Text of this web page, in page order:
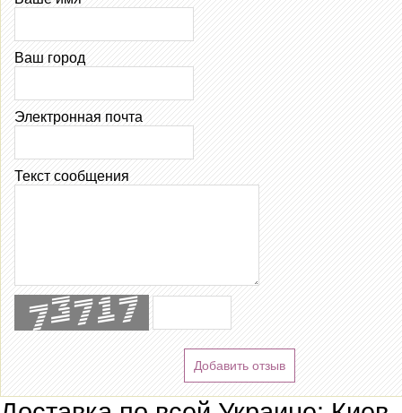
Ваш город
Электронная почта
Текст сообщения
Добавить отзыв